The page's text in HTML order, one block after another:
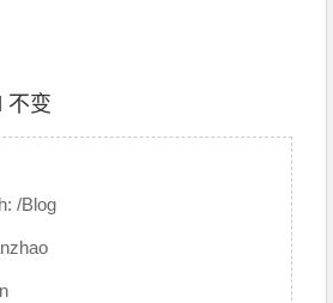
不变
/Blog